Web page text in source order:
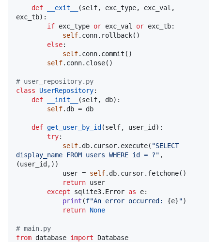
def __exit__ (self, exc_type, exc_val,
exc_tb):
if exc_type or exc_val or exc_tb:
self.conn.rollback()
else:
self.conn.commit()
self.conn.close()
# user_repository.py
class
UserRepository:
def
__init__ (self, db):
self.db = db
def get_user_by_id (self, user_id ):
try:
self.db.cursor.execute( "SELECT
display_name FROM users WHERE id = ?" ,
(user_id,))
            user =
self.db.cursor.fetchone()
return user
except sqlite3.Error as e:
print (f"An error occurred: {e}")
return None
# main.py
from database import